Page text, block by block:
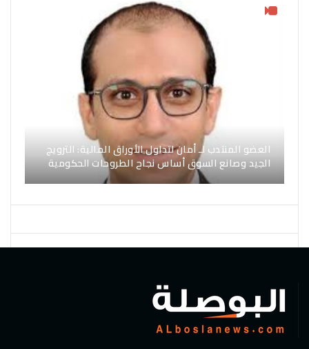
العضو المنتدب لـ أمان لتداول الأوراق المالية: الترويج
الجيد وصانع السوق أساس نجاح الطروحات الحكومية